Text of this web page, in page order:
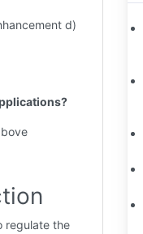
d)
regulate the